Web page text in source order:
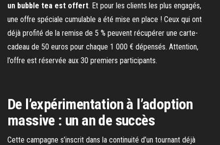
un bubble tea est offert. Et pour les clients les plus engagés,
une offre spéciale cumulable a été mise en place ! Ceux qui ont
déjà profité de la remise de 5 % peuvent récupérer une carte-
cadeau de 50 euros pour chaque 1 000 € dépensés. Attention,
l’offre est réservée aux 30 premiers participants.
De l’expérimentation à l’adoption
massive : un an de succès
Cette campagne s’inscrit dans la continuité d’un tournant déjà